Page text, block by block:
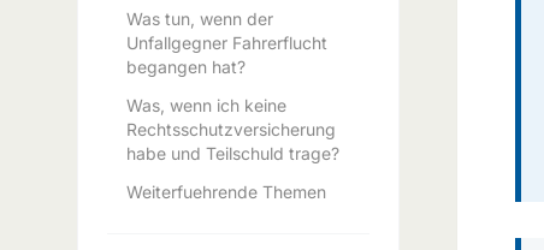
Was tun, wenn der
Unfallgegner Fahrerflucht
begangen hat?
Was, wenn ich keine
Rechtsschutzversicherung
habe und Teilschuld trage?
Weiterfuehrende Themen